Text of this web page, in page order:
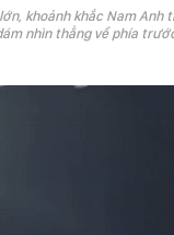
khoảnh khắc Nam Anh
nhìn thẳng về phía